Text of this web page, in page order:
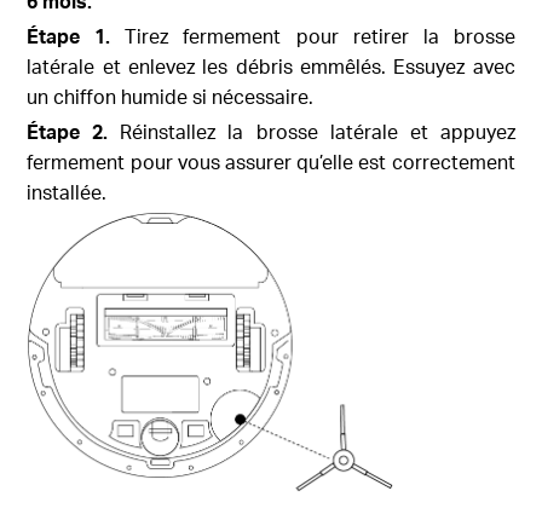
Étape 1. Tirez fermement pour retirer la brosse
latérale et enlevez les débris emmêlés. Essuyez avec
un chiffon humide si nécessaire.
Étape 2. Réinstallez la brosse latérale et appuyez
fermement pour vous assurer qu’elle est correctement
installée.